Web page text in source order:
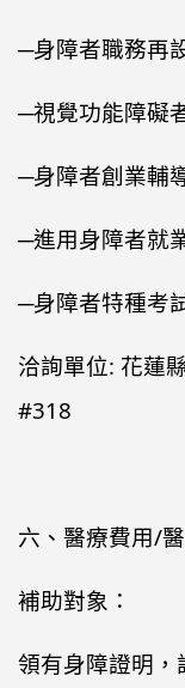
─身障者職務再
─視覺功能障礙
─身障者創業輔
─進用身障者就
─身障者特種考
洽詢單位: 花蓮
#318
六、醫療費用/
補助對象：
領有身障證明，